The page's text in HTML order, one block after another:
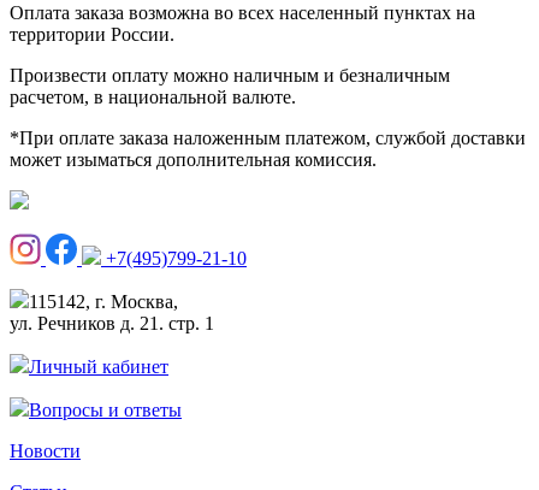
Оплата заказа возможна во всех населенный пунктах на
территории России.
Произвести оплату можно наличным и безналичным
расчетом, в национальной валюте.
*При оплате заказа наложенным платежом, службой доставки
может изыматься дополнительная комиссия.
+7(495)799-21-10
115142, г. Москва,
ул. Речников д. 21. стр. 1
Личный кабинет
Вопросы и ответы
Новости